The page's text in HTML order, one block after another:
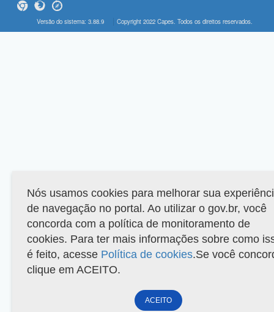
Versão do sistema: 3.88.9 Copyright 2022 Capes. Todos os direitos reservados.
Nós usamos cookies para melhorar sua
de navegação no portal. Ao utilizar o gov.br, você
concorda com a política de monitoramento de
cookies. Para ter mais informações sobre como
é feito, acesse Política de cookies.Se você
clique em ACEITO.
ACEITO